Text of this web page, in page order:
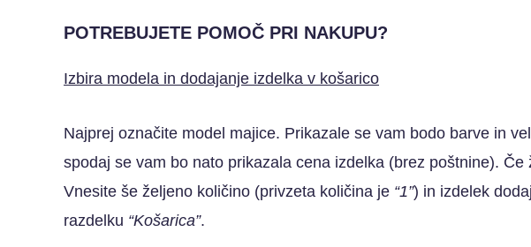
POTREBUJETE POMOČ PRI NAKUPU?
Izbira modela in dodajanje izdelka v košarico
Najprej označite model majice. Prikazale se vam bodo barve in
spodaj se vam bo nato prikazala cena izdelka (brez poštnine).
Vnesite še željeno količino (privzeta količina je “1”) in izdelek
razdelku “Košarica”.